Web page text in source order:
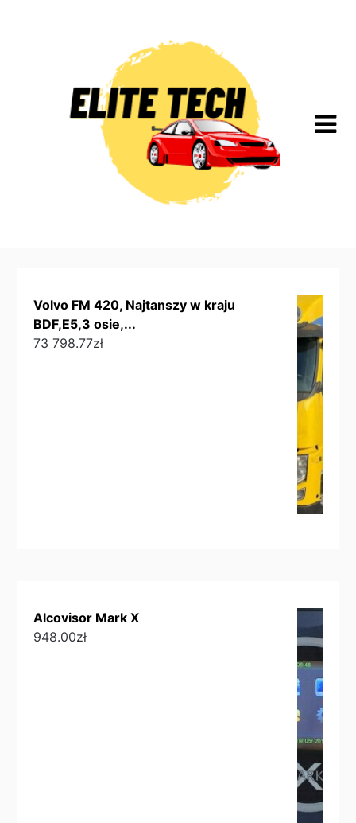
Volvo FM 420, Najtanszy w kraju
BDF,E5,3 osie,...
73 798.77zł
Alcovisor Mark X
948.00zł